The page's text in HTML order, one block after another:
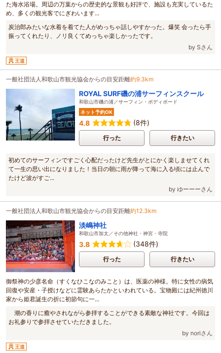
た海水浴場。周辺の万葉からの歴史的な景観も好評で、施設も充実しているた
め、多くの観光客でにぎわいます...
炭治郎みたいな水着を着てた人がめっちゃ話しやすかった。爆笑 会ったら手
振ってくれたり、ノリ良くてめっちゃ楽しかったです。
by Sさん
王道
一般社団法人和歌山市観光協会からの目安距離約9.3km
ROYAL SURF磯の浦サーフィンスクール
和歌山市磯の浦／サーフィン・ボディボード
ネット予約OK
4.8 (8件)
行った 行きたい
初めてのサーフィンですごく心配だったけど先生がとにかく楽しませてくれ
て一生の思い出になりました！当日の朝に雨が降って海に入る頃には止んで
たけど波がすご...
by ゆーーーさん
一般社団法人和歌山市観光協会からの目安距離約12.3km
淡嶋神社
和歌山市加太／その他神社・神宮・寺院
3.8 (348件)
行った 行きたい
御祭神の少彦名命（すくなひこなのみこと）は、医薬の神様。特に女性の病気
回復や安産・子授けなどに霊験あらたかといわれている。宝物殿には紀州徳川
家から姫君誕生の折に初節句に一...
潮の香りに癒やされながら参拝することができる素敵な神社です。今回は
お礼参りで参拝させていただきました。
by noriさん
王道